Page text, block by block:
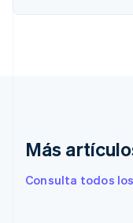
Más
Consulta todos
China
Emiratos
Eslovaquia